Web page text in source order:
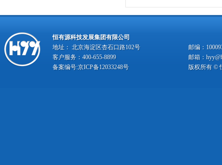
恒有源科技发展集团有限公司
地址： 北京海淀区杏石口路102号
邮编：
客户服务：400-655-8899
邮箱：
备案编号:京ICP备12033248号 版权所有 ©